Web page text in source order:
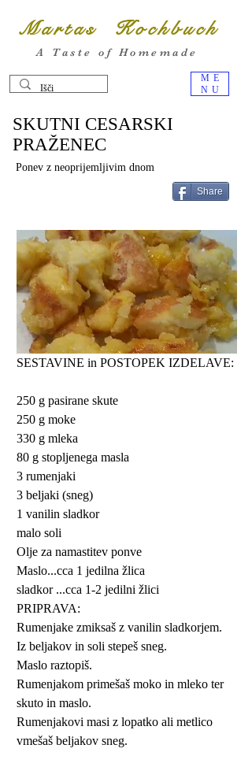
ME
NU
Martas Kochbuch
A Taste of Homemade
SKUTNI CESARSKI
PRAŽENEC
Ponev z neoprijemljivim dnom
Share
SESTAVINE in POSTOPEK IZDELAVE:
250 g pasirane skute
250 g moke
330 g mleka
80 g stopljenega masla
3 rumenjaki
3 beljaki (sneg)
1 vanilin sladkor
malo soli
Olje za namastitev ponve
Maslo...cca 1 jedilna žlica
sladkor ...cca 1-2 jedilni žlici
PRIPRAVA:
Rumenjake zmiksaš z vanilin sladkorjem.
Iz beljakov in soli stepeš sneg.
Maslo raztopiš.
Rumenjakom primešaš moko in mleko ter
skuto in maslo.
Rumenjakovi masi z lopatko ali metlico
vmešaš beljakov sneg.